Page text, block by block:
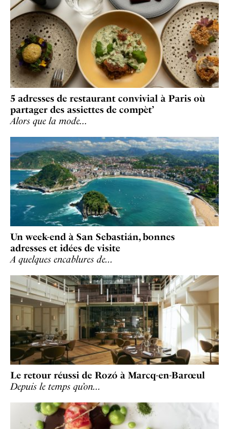
5 adresses de restaurant convivial à Paris où
partager des assiettes de compèt’
Alors que la mode…
Un week-end à San Sebastián, bonnes
adresses et idées de visite
A quelques encablures de…
Le retour réussi de Rozó à Marcq-en-Barœul
Depuis le temps qu’on…